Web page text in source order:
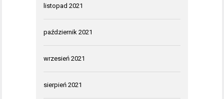
listopad 2021
październik 2021
wrzesień 2021
sierpień 2021